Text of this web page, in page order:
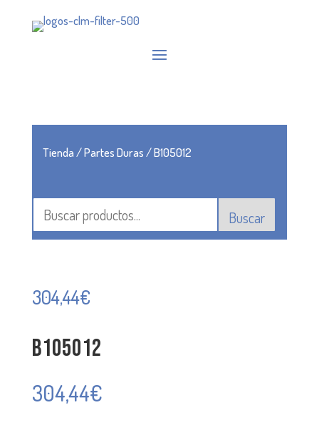
Tienda/Partes Duras/ B105012
Buscar
304,44€
B105012
304,44€